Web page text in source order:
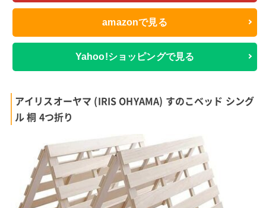
amazonで見る
Yahoo!ショッピングで見る
アイリスオーヤマ (IRIS OHYAMA) すのこベッド シング
ル 桐 4つ折り